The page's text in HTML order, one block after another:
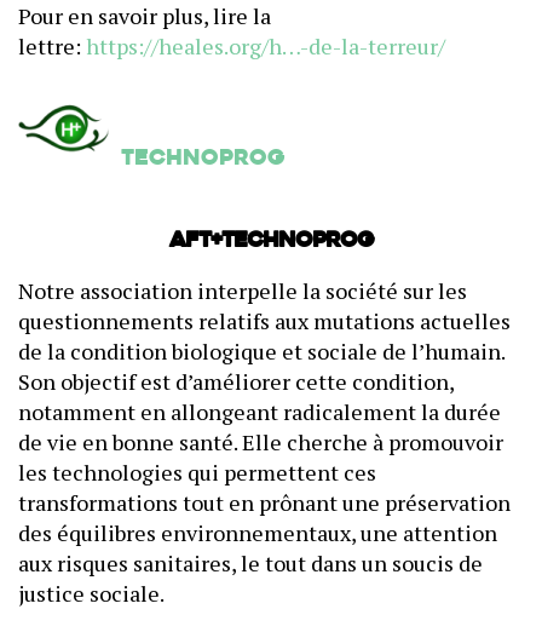
Pour en savoir plus, lire la
lettre: https://heales.org/h…-de-la-terreur/
Technoprog
AFT+Technoprog
Notre association interpelle la société sur les
questionnements relatifs aux mutations actuelles
de la condition biologique et sociale de l’humain.
Son objectif est d’améliorer cette condition,
notamment en allongeant radicalement la durée
de vie en bonne santé. Elle cherche à promouvoir
les technologies qui permettent ces
transformations tout en prônant une préservation
des équilibres environnementaux, une attention
aux risques sanitaires, le tout dans un soucis de
justice sociale.